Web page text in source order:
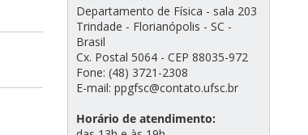
Departamento de Física - sala 203
Trindade - Florianópolis - SC -
Brasil
Cx. Postal 5064 - CEP 88035-972
Fone: (48) 3721-2308
E-mail: ppgfsc@contato.ufsc.br
Horário de atendimento: